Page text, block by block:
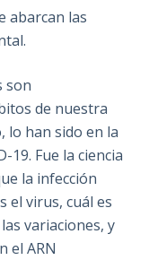
abarcan las
son
de nuestra
lo han sido en la
19. Fue la ciencia
la infección
el virus, cuál es
variaciones, y
el ARN